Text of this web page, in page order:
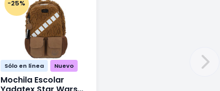
-25%
Sólo en línea Nuevo
Mochila Escolar